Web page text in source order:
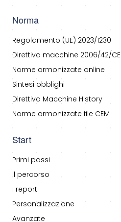
Norma
Regolamento (UE) 2023/1230
Direttiva macchine 2006/42/CE
Norme armonizzate online
Sintesi obblighi
Direttiva Macchine History
Norme armonizzate file CEM
Start
Primi passi
Il percorso
I report
Personalizzazione
Avanzate